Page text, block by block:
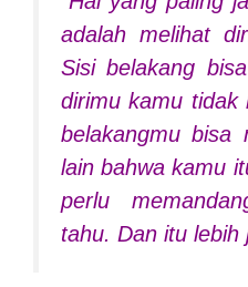
adalah melihat
Sisi belakang
dirimu kamu tidak
belakangmu bisa
lain bahwa kamu
perlu
tahu. Dan itu lebih